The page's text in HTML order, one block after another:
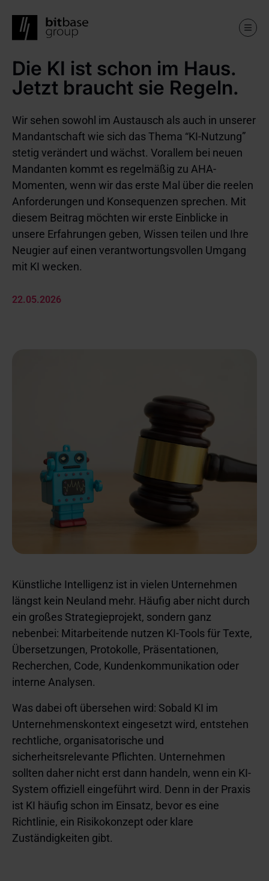
Skip
main
Die KI ist schon im Haus.
Jetzt braucht sie Regeln.
Wir sehen sowohl im Austausch als auch in unserer
Mandantschaft wie sich das Thema “KI-Nutzung”
stetig verändert und wächst. Vorallem bei neuen
Mandanten kommt es regelmäßig zu AHA-
Momenten, wenn wir das erste Mal über die reelen
Anforderungen und Konsequenzen sprechen. Mit
diesem Beitrag möchten wir erste Einblicke in
unsere Erfahrungen geben, Wissen teilen und Ihre
Neugier auf einen verantwortungsvollen Umgang
mit KI wecken.
22.05.2026
Künstliche Intelligenz ist in vielen Unternehmen
längst kein Neuland mehr. Häufig aber nicht durch
ein großes Strategieprojekt, sondern ganz
nebenbei: Mitarbeitende nutzen KI-Tools für Texte,
Übersetzungen, Protokolle, Präsentationen,
Recherchen, Code, Kundenkommunikation oder
interne Analysen.
Was dabei oft übersehen wird: Sobald KI im
Unternehmenskontext eingesetzt wird, entstehen
rechtliche, organisatorische und
sicherheitsrelevante Pflichten. Unternehmen
sollten daher nicht erst dann handeln, wenn ein KI-
System offiziell eingeführt wird. Denn in der Praxis
ist KI häufig schon im Einsatz, bevor es eine
Richtlinie, ein Risikokonzept oder klare
Zuständigkeiten gibt.